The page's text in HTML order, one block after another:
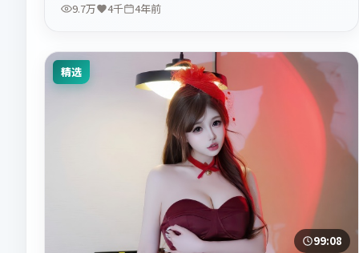
9.7万 4千 4年前
精选
99:08